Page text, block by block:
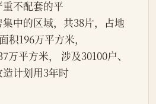
不配套的平
中的区域，共38片，占地
积196万平方米，
万平方米， 涉及30100户、
计划用3年时